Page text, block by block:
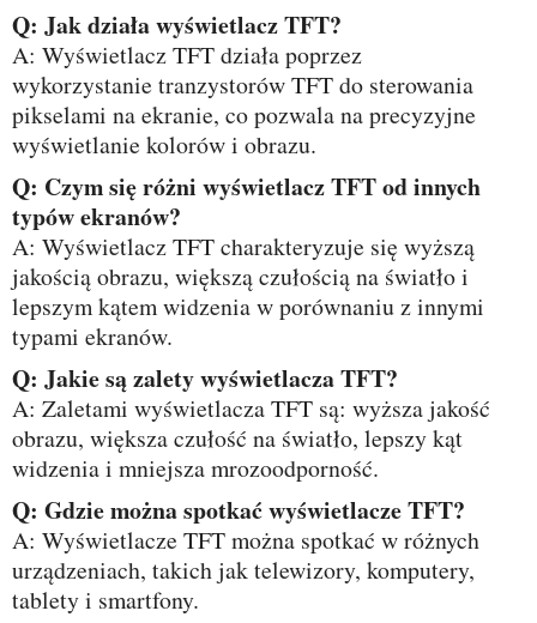
Q: Jak działa wyświetlacz TFT?
A: Wyświetlacz TFT działa poprzez
wykorzystanie tranzystorów TFT do sterowania
pikselami na ekranie, co pozwala na precyzyjne
wyświetlanie kolorów i obrazu.
Q: Czym się różni wyświetlacz TFT od innych
typów ekranów?
A: Wyświetlacz TFT charakteryzuje się wyższą
jakością obrazu, większą czułością na światło i
lepszym kątem widzenia w porównaniu z innymi
typami ekranów.
Q: Jakie są zalety wyświetlacza TFT?
A: Zaletami wyświetlacza TFT są: wyższa jakość
obrazu, większa czułość na światło, lepszy kąt
widzenia i mniejsza mrozoodporność.
Q: Gdzie można spotkać wyświetlacze TFT?
A: Wyświetlacze TFT można spotkać w różnych
urządzeniach, takich jak telewizory, komputery,
tablety i smartfony.